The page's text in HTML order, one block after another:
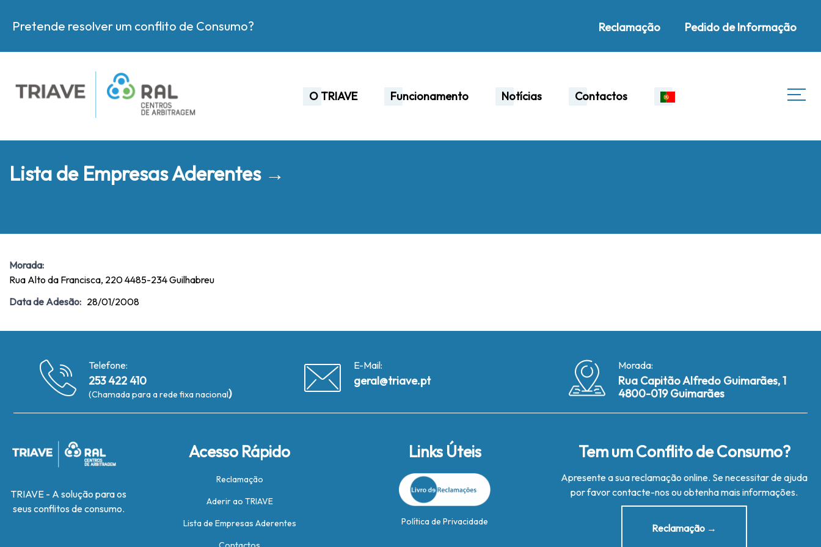
Pretende resolver um conflito de Consumo? Reclamação Pedido de Informação
O TRIAVE Funcionamento Notícias Contactos
Lista de Empresas Aderentes →
Morada:
Rua Alto da Francisca, 220 4485-234 Guilhabreu
Data de Adesão: 28/01/2008
Telefone:
253 422 410
(Chamada para a rede fixa nacional)
E-Mail:
geral@triave.pt
Morada:
Rua Capitão Alfredo Guimarães, 1
4800-019 Guimarães
TRIAVE - A solução para os
seus conflitos de consumo.
Acesso Rápido
Reclamação
Aderir ao TRIAVE
Lista de Empresas Aderentes
Links Úteis
Política de Privacidade
Tem um Conflito de Consumo?
Apresente a sua reclamação online. Se necessitar de ajuda
por favor contacte-nos ou obtenha mais informações.
Reclamação →